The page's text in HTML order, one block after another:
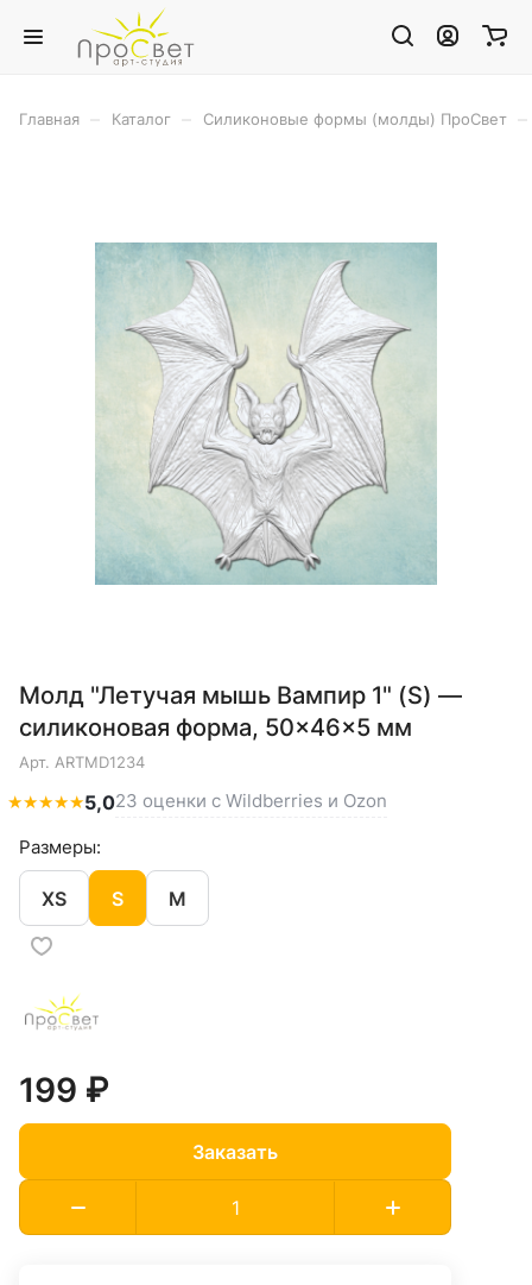
Главная Каталог Силиконовые формы (молды) ПроСвет
Молд "Летучая мышь Вампир 1" (S) —
силиконовая форма, 50×46×5 мм
Арт. ARTMD1234
★★★★★5,023 оценки с Wildberries и Ozon
Размеры:
XS S M
199 ₽
Заказать